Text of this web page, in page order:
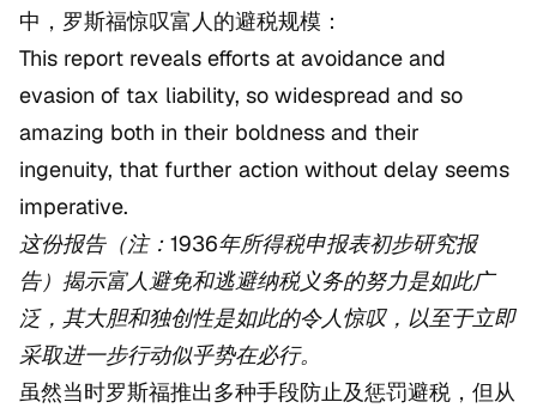
中，罗斯福惊叹富人的避税规模：
This report reveals efforts at avoidance and
evasion of tax liability, so widespread and so
amazing both in their boldness and their
ingenuity, that further action without delay seems
imperative.
这份报告（注：1936年所得税申报表初步研究报
告）揭示富人避免和逃避纳税义务的努力是如此广
泛，其大胆和独创性是如此的令人惊叹，以至于立即
采取进一步行动似乎势在必行。
虽然当时罗斯福推出多种手段防止及惩罚避税，但从